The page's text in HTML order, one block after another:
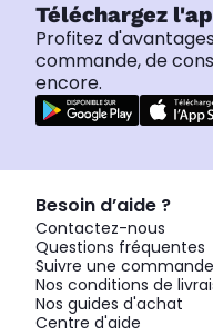
Téléchargez
Profitez
commande, de
encore.
Besoin d’aide ?
Contactez-nous
Questions fréquentes
Suivre une commande
Nos conditions de
Nos guides d'achat
Centre d'aide